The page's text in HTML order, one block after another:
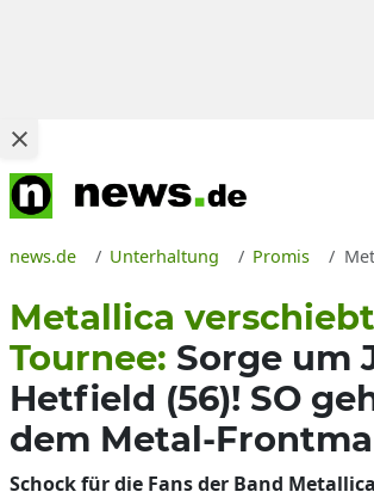
news.de Unterhaltung Promis
Metallica verschiebt
Tournee: Sorge um
Hetfield (56)! SO
dem Metal-
Schock für die Fans der Band